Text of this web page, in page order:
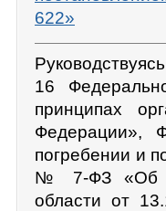
622»
16
принципах
Федерации»,
погребении и
№ 7-ФЗ «Об
области от